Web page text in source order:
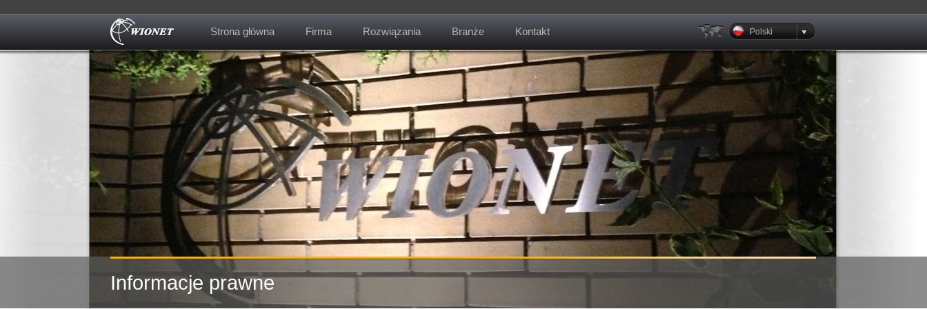
Strona główna Firma Rozwiązania Branże Kontakt Polski
O firmie Misja Klienci
Kontakt Aktualności
Informacje prawne